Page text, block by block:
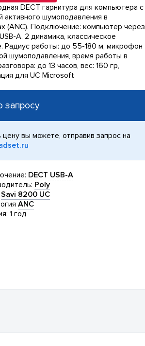
DECT гарнитура для компьютера с
активного шумоподавления в
(ANC). Подключение: компьютер через
A. 2 динамика, классическое
Радиус работы: до 55-180 м, микрофон
шумоподавления, время работы в
до 13 часов, вес: 160 гр,
для UC Microsoft
запросу
цену вы можете, отправив запрос на
DECT USB-A
Poly
Savi 8200 UC
ANC
1 год